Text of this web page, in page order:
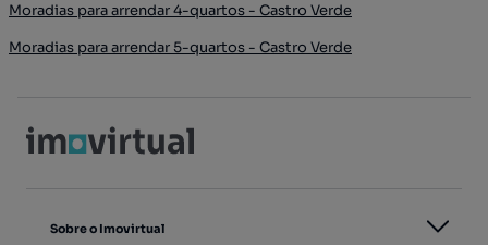
Moradias para arrendar 4-quartos - Castro Verde
Moradias para arrendar 5-quartos - Castro Verde
Sobre o Imovirtual